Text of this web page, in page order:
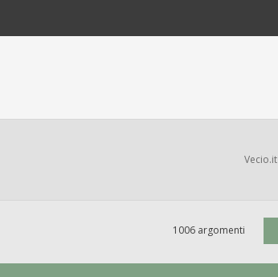
Vecio.it
1006 argomenti